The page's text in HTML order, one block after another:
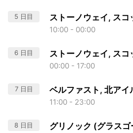
5 日目 ストーノウェイ, スコ
10:00 - 00:00
6 日目 ストーノウェイ, スコ
00:00 - 17:00
7 日目 ベルファスト, 北アイ
11:00 - 23:00
8 日目 グリノック (グラス